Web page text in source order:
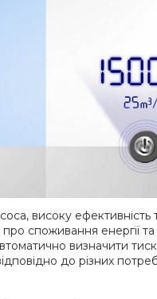
високу ефективність
споживання енергії
визначити
до різних